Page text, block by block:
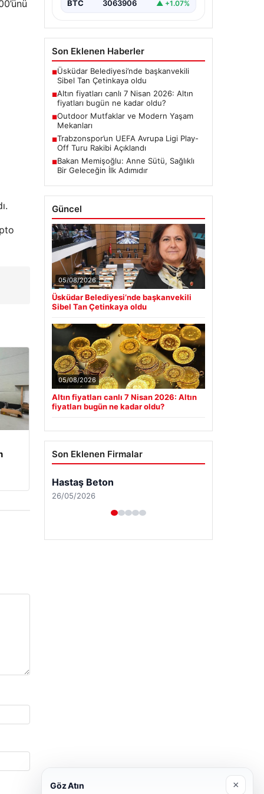
BTC 3063906 ▲ +1.07%
Son Eklenen Haberler
■Üsküdar Belediyesi’nde başkanvekili
Sibel Tan Çetinkaya oldu
■Altın fiyatları canlı 7 Nisan 2026: Altın
fiyatları bugün ne kadar oldu?
■Outdoor Mutfaklar ve Modern Yaşam
Mekanları
■Trabzonspor’un UEFA Avrupa Ligi Play-
Off Turu Rakibi Açıklandı
■Bakan Memişoğlu: Anne Sütü, Sağlıklı
Bir Geleceğin İlk Adımıdır
Güncel
05/08/2026
Üsküdar Belediyesi’nde başkanvekili
Sibel Tan Çetinkaya oldu
05/08/2026
Altın fiyatları canlı 7 Nisan 2026: Altın
fiyatları bugün ne kadar oldu?
Son Eklenen Firmalar
Hastaş Beton
26/05/2026
Göz Atın ×